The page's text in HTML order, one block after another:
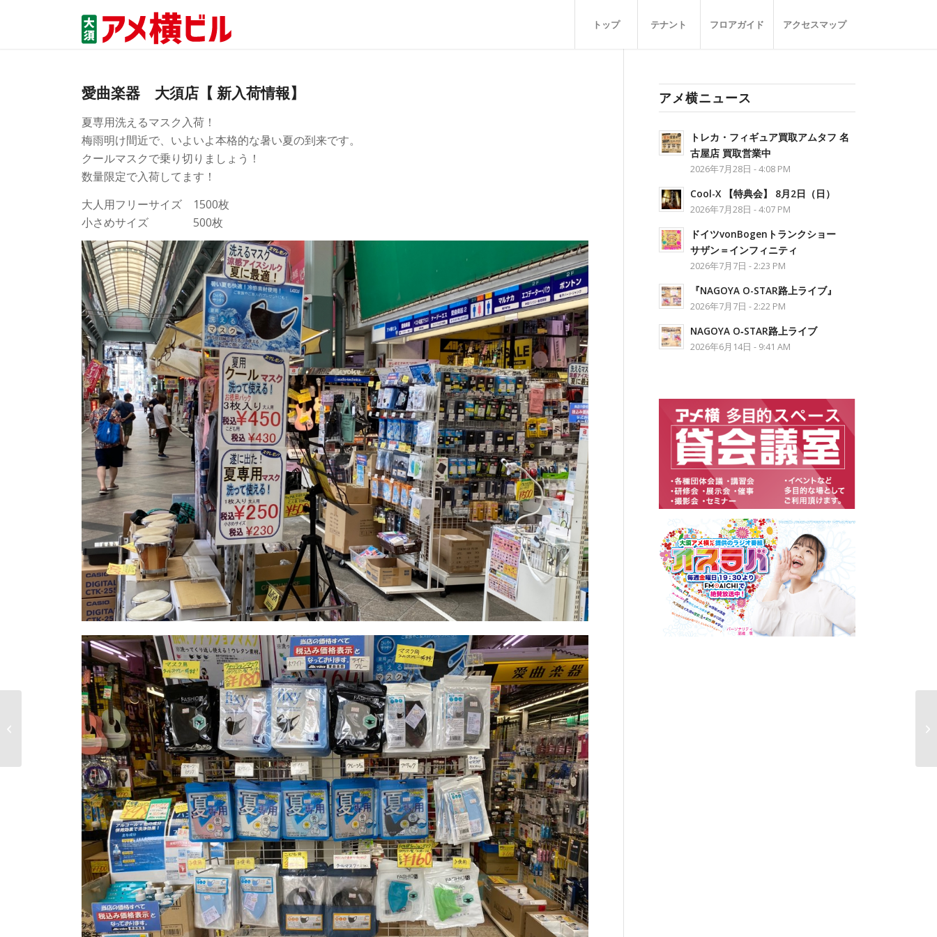
トップ テナント フロアガイド アクセスマップ
愛曲楽器 大須店【 新入荷情報】
夏専用洗えるマスク入荷！
梅雨明け間近で、いよいよ本格的な暑い夏の到来です。
クールマスクで乗り切りましょう！
数量限定で入荷してます！
大人用フリーサイズ 1500枚
小さめサイズ 500枚
アメ横ニュース
トレカ・フィギュア買取アムタフ 名
古屋店 買取営業中
2026年7月28日 - 4:08 PM
Cool-X 【特典会】 8月2日（日）
2026年7月28日 - 4:07 PM
ドイツvonBogenトランクショー
サザン＝インフィニティ
2026年7月7日 - 2:23 PM
『NAGOYA O-STAR路上ライブ』
2026年7月7日 - 2:22 PM
NAGOYA O‐STAR路上ライブ
2026年6月14日 - 9:41 AM
「三宅民夫の東海ＤＩ
ＶＥ」のロケで収録が